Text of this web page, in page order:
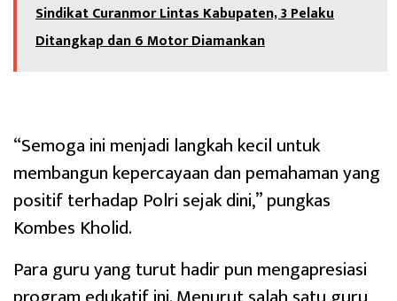
Sindikat Curanmor Lintas Kabupaten, 3 Pelaku
Ditangkap dan 6 Motor Diamankan
“Semoga ini menjadi langkah kecil untuk
membangun kepercayaan dan pemahaman yang
positif terhadap Polri sejak dini,” pungkas
Kombes Kholid.
Para guru yang turut hadir pun mengapresiasi